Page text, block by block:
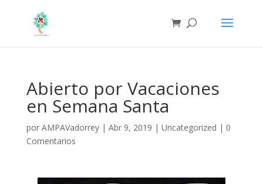
Abierto por Vacaciones
en Semana Santa
por AMPAVadorrey| Abr 9, 2019 | Uncategorized | 0
Comentarios